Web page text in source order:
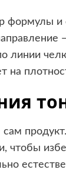
формулы и
линии
на
сам
чтобы